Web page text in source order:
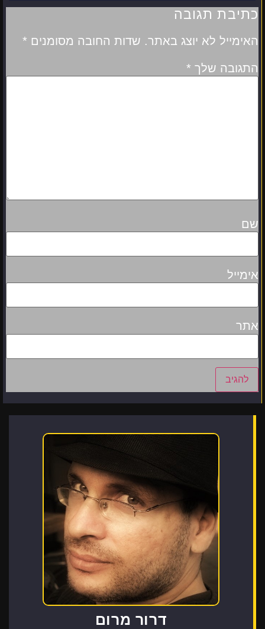
דרור מרום
כתיבת תגובה
האימייל לא יוצג באתר. שדות החובה מסומנים *
התגובה שלך *
שם
אימייל
אתר